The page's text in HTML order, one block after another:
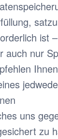
ist
auch nur
uns
zu